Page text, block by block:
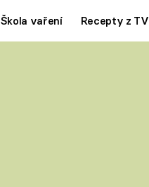
Škola vaření Recepty z TV